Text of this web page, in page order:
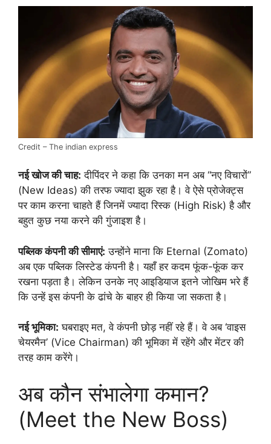
Credit – The indian express
नई खोज की चाह: दीपिंदर ने कहा कि उनका मन अब “नए विचारों”
(New Ideas) की तरफ ज्यादा झुक रहा है। वे ऐसे प्रोजेक्ट्स
पर काम करना चाहते हैं जिनमें ज्यादा रिस्क (High Risk) है और
बहुत कुछ नया करने की गुंजाइश है।
पब्लिक कंपनी की सीमाएं: उन्होंने माना कि Eternal (Zomato)
अब एक पब्लिक लिस्टेड कंपनी है। यहाँ हर कदम फूंक-फूंक कर
रखना पड़ता है। लेकिन उनके नए आइडियाज इतने जोखिम भरे हैं
कि उन्हें इस कंपनी के ढांचे के बाहर ही किया जा सकता है।
नई भूमिका: घबराइए मत, वे कंपनी छोड़ नहीं रहे हैं। वे अब ‘वाइस
चेयरमैन’ (Vice Chairman) की भूमिका में रहेंगे और मेंटर की
तरह काम करेंगे।
अब कौन संभालेगा कमान?
(Meet the New Boss)